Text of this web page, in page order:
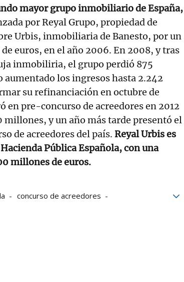
mayor grupo inmobiliario de España,
por Reyal Grupo, propiedad de
Urbis, inmobiliaria de Banesto, por un
euros, en el año 2006. En 2008, y tras
inmobiliria, el grupo perdió 875
los ingresos hasta 2.242
su refinanciación en octubre de
en pre-concurso de acreedores en 2012
millones, y un año más tarde presentó el
de acreedores del país. Reyal Urbis es
Pública Española, con una
millones de euros.
concurso de acreedores